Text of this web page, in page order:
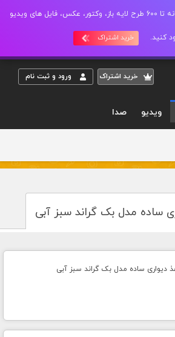
با خرید اشتراک ماهیانه تا 600 طرح لایه باز، وکتور، عکس، فایل های ویدیو
کنید. خرید اشتراک
خريد اشتراک ورود و ثبت نام
ویدیو صدا
ساده مدل بک گراند سبز آبی